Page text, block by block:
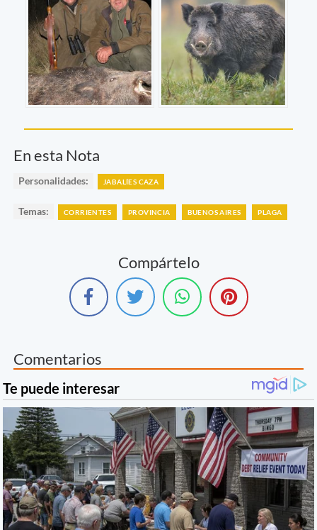
En esta Nota
Personalidades: JABALÍES CAZA
Temas: CORRIENTES PROVINCIA BUENOS AIRES PLAGA
Compártelo
Comentarios